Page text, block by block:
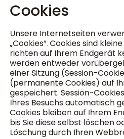
Cookies
Unsere Internetseiten
„Cookies“. Cookies sind
richten auf Ihrem Endgerät
werden entweder
einer Sitzung (Session-
(permanente Cookies) auf
gespeichert. Session-
Ihres Besuchs automatisch
Cookies bleiben auf Ihrem
bis Sie diese selbst löschen
Löschung durch Ihren